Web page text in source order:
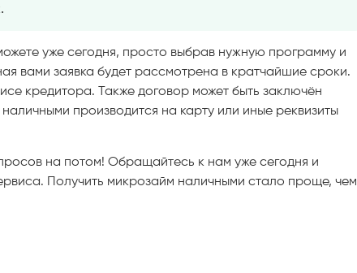
уже сегодня, просто выбрав нужную программу и
вами заявка будет рассмотрена в кратчайшие сроки.
кредитора. Также договор может быть заключён
производится на карту или иные реквизиты
на потом! Обращайтесь к нам уже сегодня и
Получить микрозайм наличными стало проще, чем